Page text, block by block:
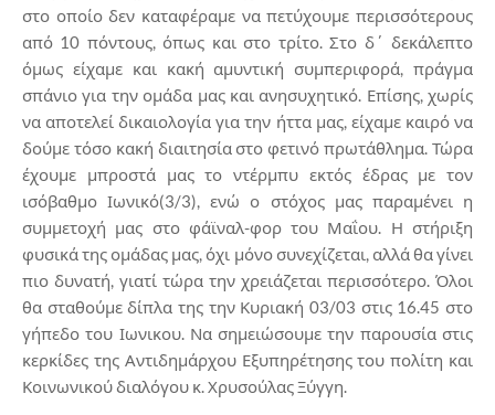
στο οποίο δεν καταφέραμε να πετύχουμε περισσότερους
από 10 πόντους, όπως και στο τρίτο. Στο δ΄ δεκάλεπτο
όμως είχαμε και κακή αμυντική συμπεριφορά, πράγμα
σπάνιο για την ομάδα μας και ανησυχητικό. Επίσης, χωρίς
να αποτελεί δικαιολογία για την ήττα μας, είχαμε καιρό να
δούμε τόσο κακή διαιτησία στο φετινό πρωτάθλημα. Τώρα
έχουμε μπροστά μας το ντέρμπυ εκτός έδρας με τον
ισόβαθμο Ιωνικό(3/3), ενώ ο στόχος μας παραμένει η
συμμετοχή μας στο φάϊναλ-φορ του Μαΐου. Η στήριξη
φυσικά της ομάδας μας, όχι μόνο συνεχίζεται, αλλά θα γίνει
πιο δυνατή, γιατί τώρα την χρειάζεται περισσότερο. Όλοι
θα σταθούμε δίπλα της την Κυριακή 03/03 στις 16.45 στο
γήπεδο του Ιωνικου. Να σημειώσουμε την παρουσία στις
κερκίδες της Αντιδημάρχου Εξυπηρέτησης του πολίτη και
Κοινωνικού διαλόγου κ. Χρυσούλας Ξύγγη.